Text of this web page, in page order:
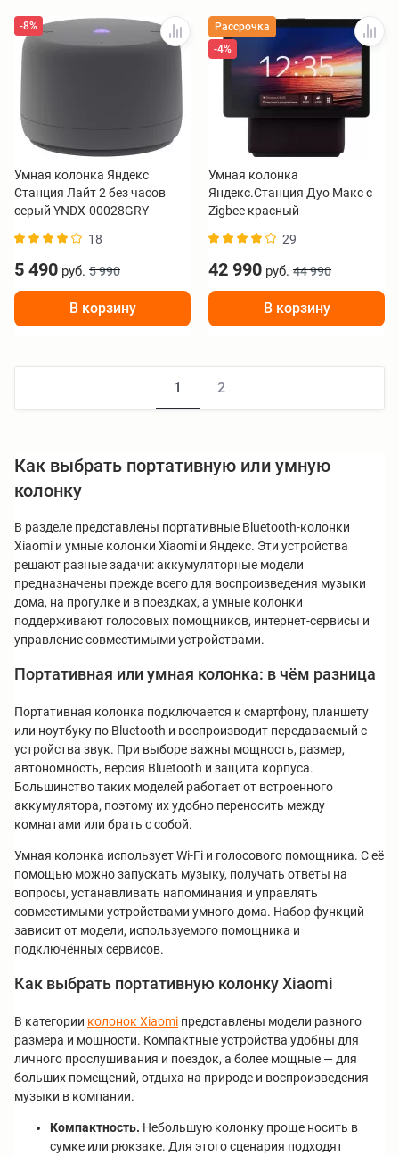
-8%
Умная колонка Яндекс
Станция Лайт 2 без часов
серый YNDX-00028GRY
18
5 490 руб. 5 990
В корзину
Рассрочка
-4%
Умная колонка
Яндекс.Станция Дуо Макс с
Zigbee красный
29
42 990 руб. 44 990
В корзину
1 2
Как выбрать портативную или умную
колонку
В разделе представлены портативные Bluetooth-колонки
Xiaomi и умные колонки Xiaomi и Яндекс. Эти устройства
решают разные задачи: аккумуляторные модели
предназначены прежде всего для воспроизведения музыки
дома, на прогулке и в поездках, а умные колонки
поддерживают голосовых помощников, интернет-сервисы и
управление совместимыми устройствами.
Портативная или умная колонка: в чём разница
Портативная колонка подключается к смартфону, планшету
или ноутбуку по Bluetooth и воспроизводит передаваемый с
устройства звук. При выборе важны мощность, размер,
автономность, версия Bluetooth и защита корпуса.
Большинство таких моделей работает от встроенного
аккумулятора, поэтому их удобно переносить между
комнатами или брать с собой.
Умная колонка использует Wi-Fi и голосового помощника. С её
помощью можно запускать музыку, получать ответы на
вопросы, устанавливать напоминания и управлять
совместимыми устройствами умного дома. Набор функций
зависит от модели, используемого помощника и
подключённых сервисов.
Как выбрать портативную колонку Xiaomi
В категории колонок Xiaomi представлены модели разного
размера и мощности. Компактные устройства удобны для
личного прослушивания и поездок, а более мощные — для
больших помещений, отдыха на природе и воспроизведения
музыки в компании.
Компактность. Небольшую колонку проще носить в
сумке или рюкзаке. Для этого сценария подходят